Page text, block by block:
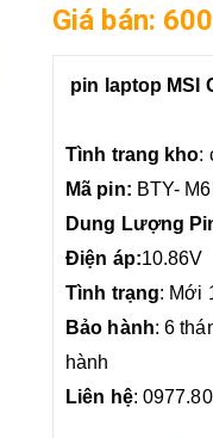
Giá bán:
pin laptop MSI
Tình trang kho:
Mã pin: BTY-
Dung Lượng
Điện áp:10.86V
Tình trạng: Mới
Bảo hành: 6
hành
Liên hệ: